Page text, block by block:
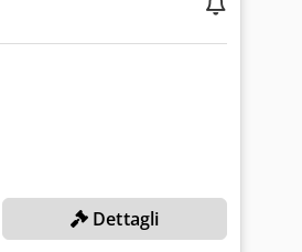
Dettagli